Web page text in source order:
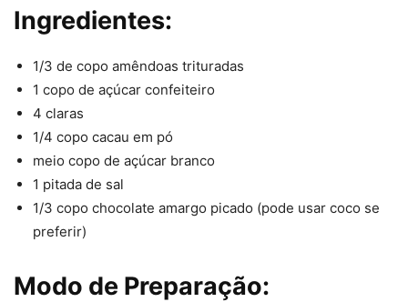
Ingredientes:
1/3 de copo amêndoas trituradas
1 copo de açúcar confeiteiro
4 claras
1/4 copo cacau em pó
meio copo de açúcar branco
1 pitada de sal
1/3 copo chocolate amargo picado (pode usar coco se
preferir)
Modo de Preparação: